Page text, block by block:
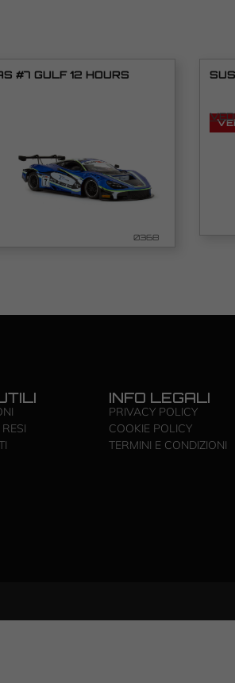
#7 GULF 12 HOURS
0368
INFO LEGALI
PRIVACY POLICY
COOKIE POLICY
TERMINI E CONDIZIONI